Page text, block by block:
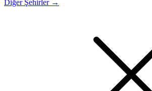
Diğer Şehirler →